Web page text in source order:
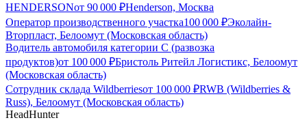
HENDERSONот 90 000 ₽Henderson, Москва
Оператор производственного участка100 000 ₽Эколайн-
Вторпласт, Белоомут (Московская область)
Водитель автомобиля категории C (развозка
продуктов)от 100 000 ₽Бристоль Ритейл Логистикс, Белоомут
(Московская область)
Сотрудник склада Wildberriesот 100 000 ₽RWB (Wildberries &
Russ), Белоомут (Московская область)
HeadHunter